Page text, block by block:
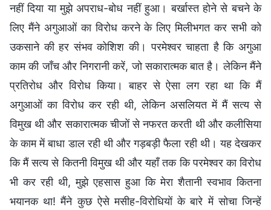
नहीं दिया या मुझे अपराध-बोध नहीं हुआ। बर्खास्त होने से बचने के
लिए मैंने अगुआओं का विरोध करने के लिए मिलीभगत कर सभी को
उकसाने की हर संभव कोशिश की। परमेश्वर चाहता है कि अगुआ
काम की जाँच और निगरानी करें, जो सकारात्मक बात है। लेकिन मैंने
प्रतिरोध और विरोध किया। बाहर से ऐसा लग रहा था कि मैं
अगुआओं का विरोध कर रही थी, लेकिन असलियत में मैं सत्य से
विमुख थी और सकारात्मक चीजों से नफरत करती थी और कलीसिया
के काम में बाधा डाल रही थी और गड़बड़ी फैला रही थी। यह देखकर
कि मैं सत्य से कितनी विमुख थी और यहाँ तक कि परमेश्वर का विरोध
भी कर रही थी, मुझे एहसास हुआ कि मेरा शैतानी स्वभाव कितना
भयानक था! मैंने कुछ ऐसे मसीह-विरोधियों के बारे में सोचा जिन्हें